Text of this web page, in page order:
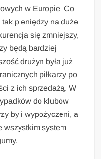
w Europie. Co
pieniędzy na duże
się zmniejszy,
będą bardziej
drużyn była już
piłkarzy po
z ich sprzedażą. W
do klubów
byli wypożyczeni, a
wszystkim system